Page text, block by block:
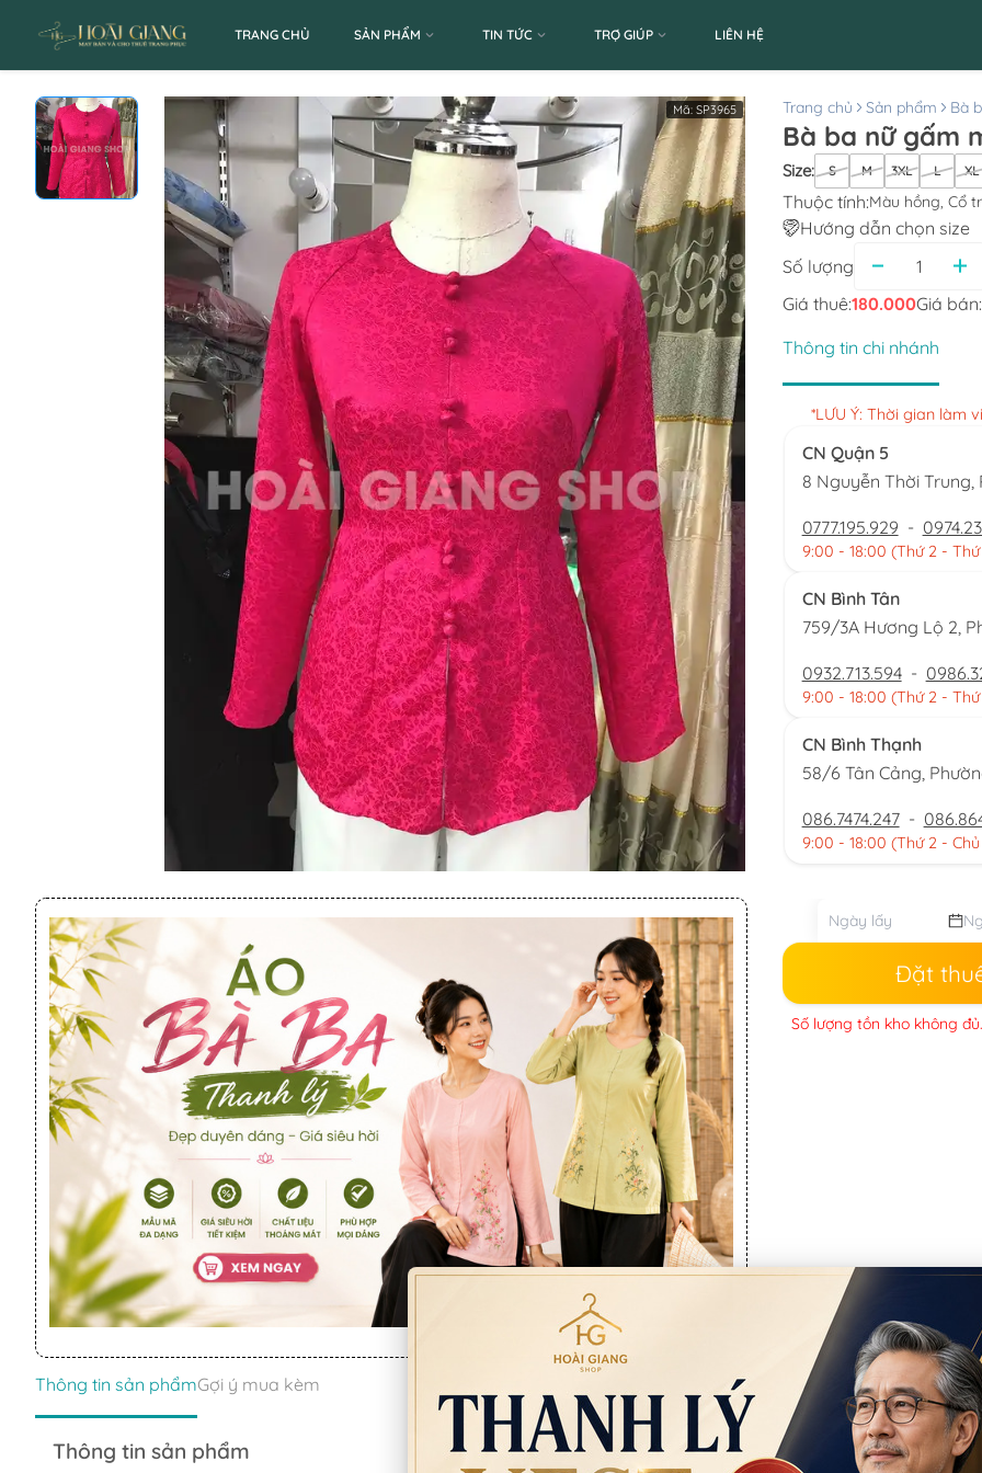
TRANG CHỦ SẢN PHẨM TIN TỨC TRỢ GIÚP LIÊN HỆ
Mã: SP3965
Thông tin sản phẩmGợi ý mua kèm
Thông tin sản phẩm
Trang chủ Sản phẩm Bà
Bà ba nữ gấm
Size: S M 3XL L XL
Thuộc tính:Màu hồng, Cổ
Hướng dẫn chọn size
Số lượng
Giá thuê:180.000Giá bán:
Thông tin chi nhánh
*LƯU Ý: Thời gian làm
CN Quận 5
8 Nguyễn Thời Trung,
0777.195.929 -
9:00 - 18:00 (Thứ 2 - Thứ
CN Bình Tân
759/3A Hương Lộ 2,
0932.713.594 -
9:00 - 18:00 (Thứ 2 - Thứ
CN Bình Thạnh
58/6 Tân Cảng,
086.7474.247 -
9:00 - 18:00 (Thứ 2 -
Đặt
Số lượng tồn kho không đủ.